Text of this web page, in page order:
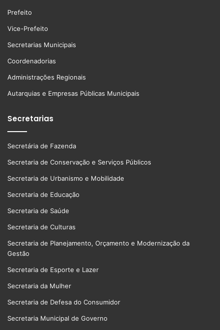
Prefeito
Vice-Prefeito
Secretarias Municipais
Coordenadorias
Administrações Regionais
Autarquias e Empresas Públicas Municipais
Secretarias
Secretária de Fazenda
Secretaria de Conservação e Serviços Públicos
Secretaria de Urbanismo e Mobilidade
Secretaria de Educação
Secretaria de Saúde
Secretaria de Culturas
Secretaria de Planejamento, Orçamento e Modernização da
Gestão
Secretaria de Esporte e Lazer
Secretaria da Mulher
Secretaria de Defesa do Consumidor
Secretaria Municipal de Governo